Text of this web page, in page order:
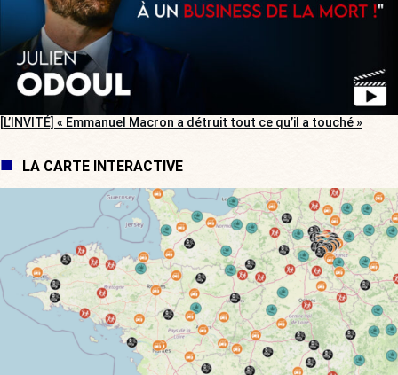
[L’INVITÉ] « Emmanuel Macron a détruit tout ce qu’il a touché »
LA CARTE INTERACTIVE